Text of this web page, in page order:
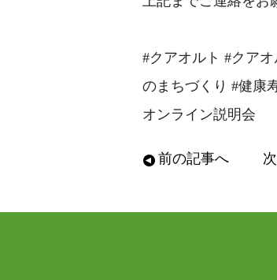
#クアオルト #クア
のまちづくり #健康
オンライン説明会
前の記事へ